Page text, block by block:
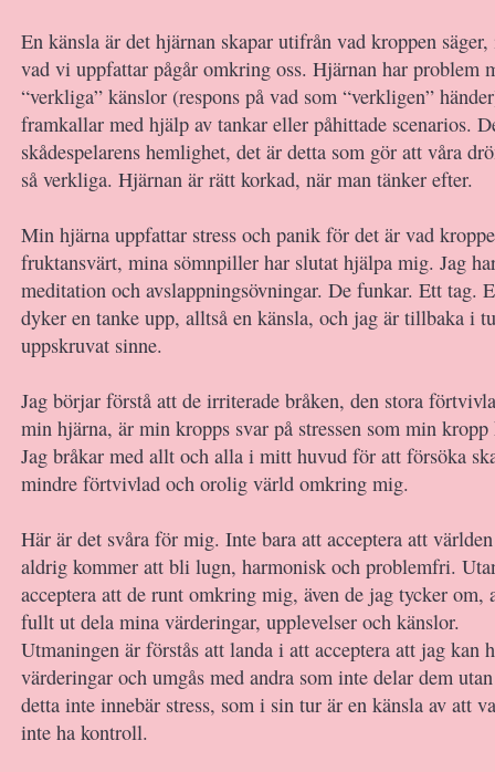
En känsla är det hjärnan skapar utifrån vad kroppen
vad vi uppfattar pågår omkring oss. Hjärnan har problem
“verkliga” känslor (respons på vad som “verkligen”
framkallar med hjälp av tankar eller påhittade scenarios.
skådespelarens hemlighet, det är detta som gör att våra
så verkliga. Hjärnan är rätt korkad, när man tänker efter.
Min hjärna uppfattar stress och panik för det är vad
fruktansvärt, mina sömnpiller har slutat hjälpa mig. Jag
meditation och avslappningsövningar. De funkar. Ett tag.
dyker en tanke upp, alltså en känsla, och jag är tillbaka i
uppskruvat sinne.
Jag börjar förstå att de irriterade bråken, den stora
min hjärna, är min kropps svar på stressen som min kropp
Jag bråkar med allt och alla i mitt huvud för att försöka
mindre förtvivlad och orolig värld omkring mig.
Här är det svåra för mig. Inte bara att acceptera att
aldrig kommer att bli lugn, harmonisk och problemfri.
acceptera att de runt omkring mig, även de jag tycker om,
fullt ut dela mina värderingar, upplevelser och känslor.
Utmaningen är förstås att landa i att acceptera att jag kan
värderingar och umgås med andra som inte delar dem
detta inte innebär stress, som i sin tur är en känsla av att
inte ha kontroll.